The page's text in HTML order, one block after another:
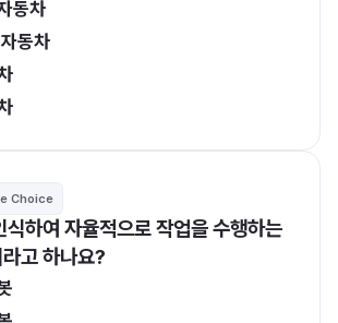
동차
동차
Choice
식하여 자율적으로 작업을 수행하는
고 하나요?